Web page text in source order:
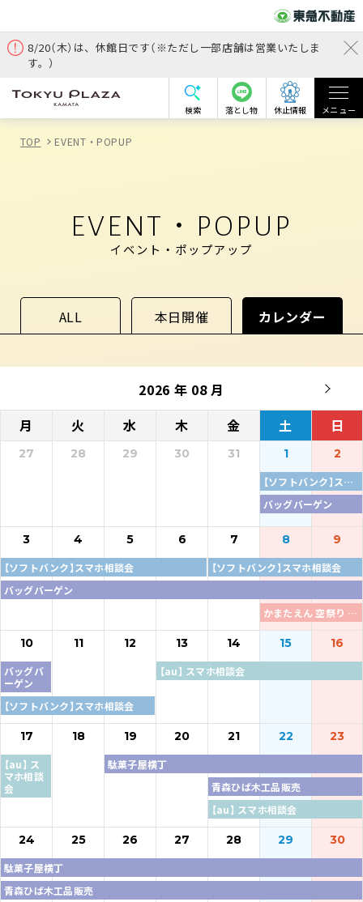
8/20（木）は、休館日です（※ただし一部店舗は営業いたしま
す。）
検索 落とし物 休止情報 メニュー
TOP EVENT・POPUP
EVENT・POPUP
イベント・ポップアップ
ALL 本日開催 カレンダー
2026 年 08 月
月
火 水 木 金 土 日
27 28 29 30 31 1
【ソフトバンク】スマホ相談会
バッグバーゲン
2
3
【ソフトバンク】スマホ相談会
バッグバーゲン
4 5 6 7
【ソフトバンク】スマホ相談会
8
かまたえん 空祭り 2026
9
10
バッグバ
ーゲン
【ソフトバンク】スマホ相談会
11 12 13
【au】 スマホ相談会
14 15 16
17
【au】 ス
マホ相談
会
18 19
駄菓子屋横丁
20 21
青森ひば木工品販売
【au】 スマホ相談会
22 23
24
駄菓子屋横丁
青森ひば木工品販売
25 26 27 28 29 30